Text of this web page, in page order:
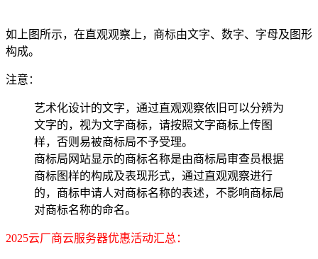
如上图所示，在直观观察上，商标由文字、数字、字母及图形
构成。
注意：
艺术化设计的文字，通过直观观察依旧可以分辨为
文字的，视为文字商标，请按照文字商标上传图
样，否则易被商标局不予受理。
商标局网站显示的商标名称是由商标局审查员根据
商标图样的构成及表现形式，通过直观观察进行
的，商标申请人对商标名称的表述，不影响商标局
对商标名称的命名。
2025云厂商云服务器优惠活动汇总：